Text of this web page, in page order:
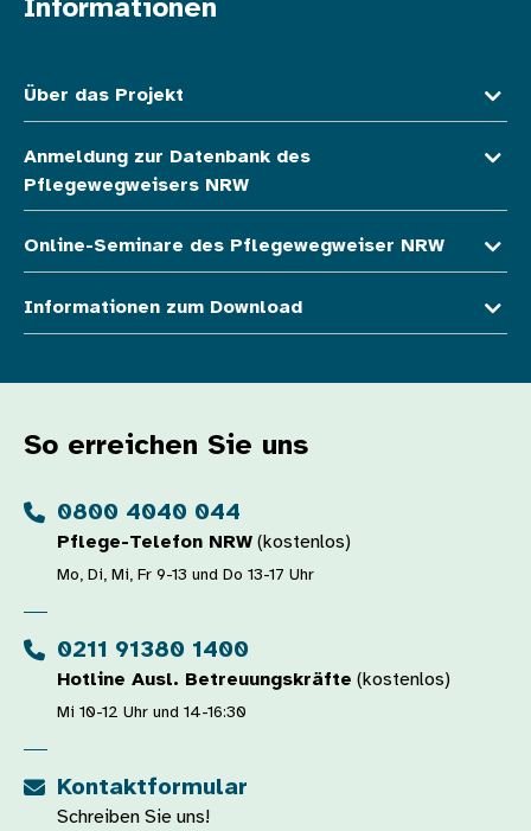
Informationen
Über das Projekt
Anmeldung zur Datenbank des
Pflegewegweisers NRW
Online-Seminare des Pflegewegweiser NRW
Informationen zum Download
So erreichen Sie uns
0800 4040 044
Pflege-Telefon NRW (kostenlos)
Mo, Di, Mi, Fr 9-13 und Do 13-17 Uhr
0211 91380 1400
Hotline Ausl. Betreuungskräfte (kostenlos)
Mi 10-12 Uhr und 14-16:30
Kontaktformular
Schreiben Sie uns!